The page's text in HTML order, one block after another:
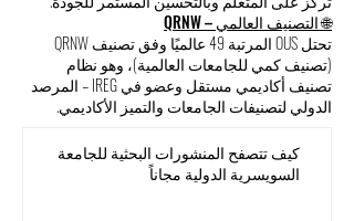
مما يعكس التزامًا قويًا بالعمليات التعليمية التي
تركز على المتعلم وبالتحسين المستمر للجودة.
🌐 التصنيف العالمي – QRNW
تحتل OUS المرتبة 49 عالميًا وفق تصنيف QRNW
(تصنيف كمي للجامعات العالمية)، وهو نظام
الدولي لتصنيفات الجامعات والتميز الأكاديمي.